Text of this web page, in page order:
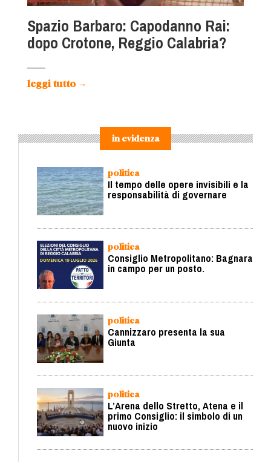
Spazio Barbaro: Capodanno Rai:
dopo Crotone, Reggio Calabria?
leggi tutto →
in evidenza
politica
Il tempo delle opere invisibili e la
responsabilità di governare
politica
Consiglio Metropolitano: Bagnara
in campo per un posto.
politica
Cannizzaro presenta la sua
Giunta
politica
L’Arena dello Stretto, Atena e il
primo Consiglio: il simbolo di un
nuovo inizio